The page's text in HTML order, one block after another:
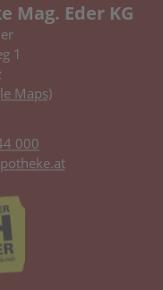
Mag. Eder KG
1
Maps)
000